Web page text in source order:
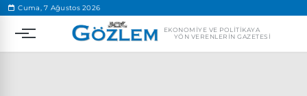
Cuma, 7 Ağustos 2026
EKONOMIYE VE POLITIKAYA
YÖN VERENLERIN GAZETESI